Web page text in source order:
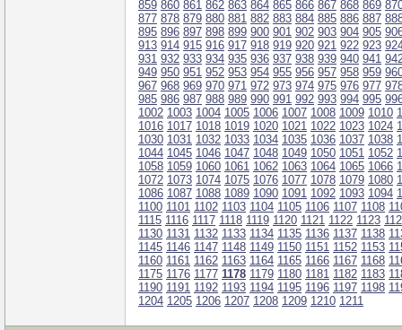
859 860 861 862 863 864 865 866 867 868 869
877 878 879 880 881 882 883 884 885 886 887
895 896 897 898 899 900 901 902 903 904 905
913 914 915 916 917 918 919 920 921 922 923
931 932 933 934 935 936 937 938 939 940 941
949 950 951 952 953 954 955 956 957 958 959
967 968 969 970 971 972 973 974 975 976 977
985 986 987 988 989 990 991 992 993 994 995
1002 1003 1004 1005 1006 1007 1008 1009 1010
1016 1017 1018 1019 1020 1021 1022 1023 1024
1030 1031 1032 1033 1034 1035 1036 1037 1038
1044 1045 1046 1047 1048 1049 1050 1051 1052
1058 1059 1060 1061 1062 1063 1064 1065 1066
1072 1073 1074 1075 1076 1077 1078 1079 1080
1086 1087 1088 1089 1090 1091 1092 1093 1094
1100 1101 1102 1103 1104 1105 1106 1107 1108
1115 1116 1117 1118 1119 1120 1121 1122 1123
1130 1131 1132 1133 1134 1135 1136 1137 1138
1145 1146 1147 1148 1149 1150 1151 1152 1153
1160 1161 1162 1163 1164 1165 1166 1167 1168
1175 1176 1177 1178 1179 1180 1181 1182 1183
1190 1191 1192 1193 1194 1195 1196 1197 1198
1204 1205 1206 1207 1208 1209 1210 1211